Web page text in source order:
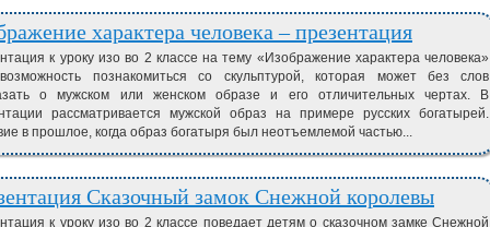
характера человека – презентация
к уроку изо во 2 классе на тему «Изображение характера человека»
познакомиться со скульптурой, которая может без слов
о мужском или женском образе и его отличительных чертах. В
рассматривается мужской образ на примере русских богатырей.
в прошлое, когда образ богатыря был неотъемлемой частью...
Сказочный замок Снежной королевы
к уроку изо во 2 классе поведает детям о сказочном замке Снежной